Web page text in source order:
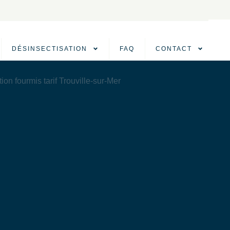
DÉSINSECTISATION FAQ CONTACT